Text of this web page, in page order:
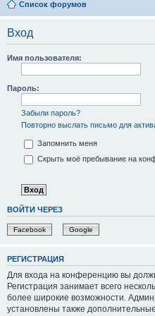
Список форумов
Вход
Имя пользователя:
Пароль:
Забыли пароль?
Повторно выслать письмо для
Запомнить меня
Скрыть моё пребывание на
ВОЙТИ ЧЕРЕЗ
Facebook Google
РЕГИСТРАЦИЯ
Для входа на конференцию вы
Регистрация занимает всего
более широкие возможности.
установлены также